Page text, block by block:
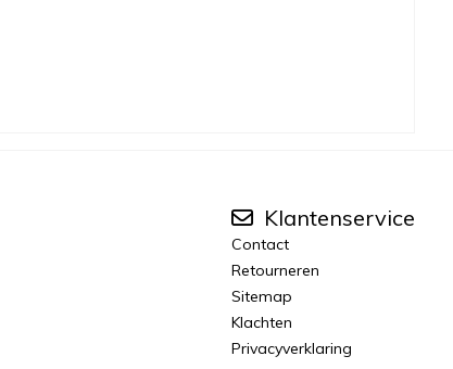
Klantenservice
Contact
Retourneren
Sitemap
Klachten
Privacyverklaring